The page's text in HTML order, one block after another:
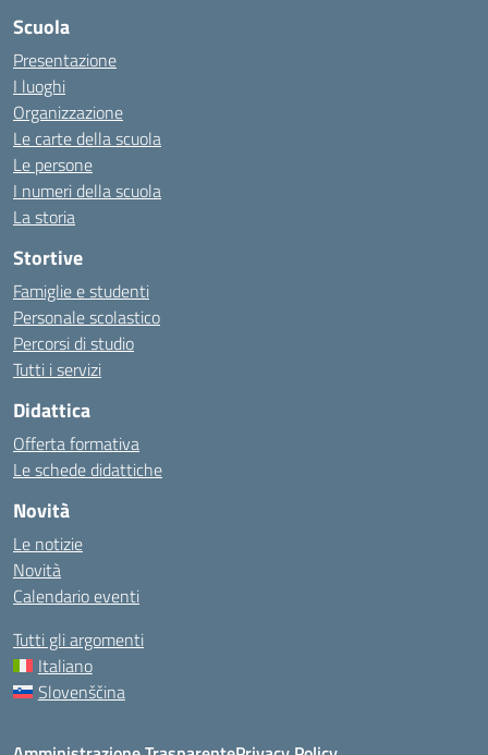
Scuola
Presentazione
I luoghi
Organizzazione
Le carte della scuola
Le persone
I numeri della scuola
La storia
Stortive
Famiglie e studenti
Personale scolastico
Percorsi di studio
Tutti i servizi
Didattica
Offerta formativa
Le schede didattiche
Novità
Le notizie
Novità
Calendario eventi
Tutti gli argomenti
Italiano
Slovenščina